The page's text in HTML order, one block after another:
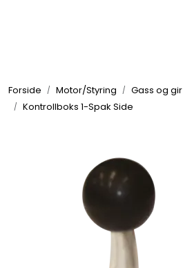
Forside Motor/Styring Gass og gir
Kontrollboks 1-Spak Side
Elektrisk
Komfort